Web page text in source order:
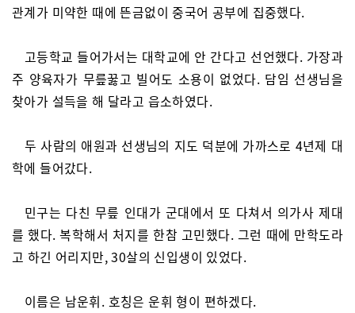
관계가 미약한 때에 뜬금없이 중국어 공부에 집중했다.
고등학교 들어가서는 대학교에 안 간다고 선언했다. 가장과
주 양육자가 무릎꿇고 빌어도 소용이 없었다. 담임 선생님을
찾아가 설득을 해 달라고 읍소하였다.
두 사람의 애원과 선생님의 지도 덕분에 가까스로 4년제 대
학에 들어갔다.
민구는 다친 무릎 인대가 군대에서 또 다쳐서 의가사 제대
를 했다. 복학해서 처지를 한참 고민했다. 그런 때에 만학도라
고 하긴 어리지만, 30살의 신입생이 있었다.
이름은 남운휘. 호칭은 운휘 형이 편하겠다.